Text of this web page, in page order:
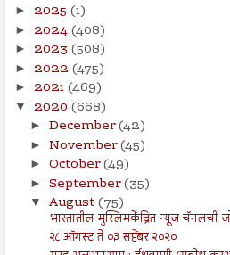
► 2025 (1)
► 2024(408)
► 2023 (508)
► 2022 (475)
► 2021(469)
▼ 2020 (668)
► December(42)
► November(45)
► October(49)
► September(35)
▼ August(75)
भारतातील मुस्लिमकेंद्रित न्यूज
२८ ऑगस्ट ते ०३ सप्टेंबर २०२०